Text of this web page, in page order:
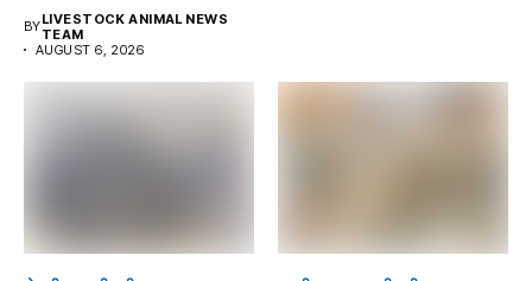
BYLIVESTOCK ANIMAL NEWS
TEAM
AUGUST 6, 2026